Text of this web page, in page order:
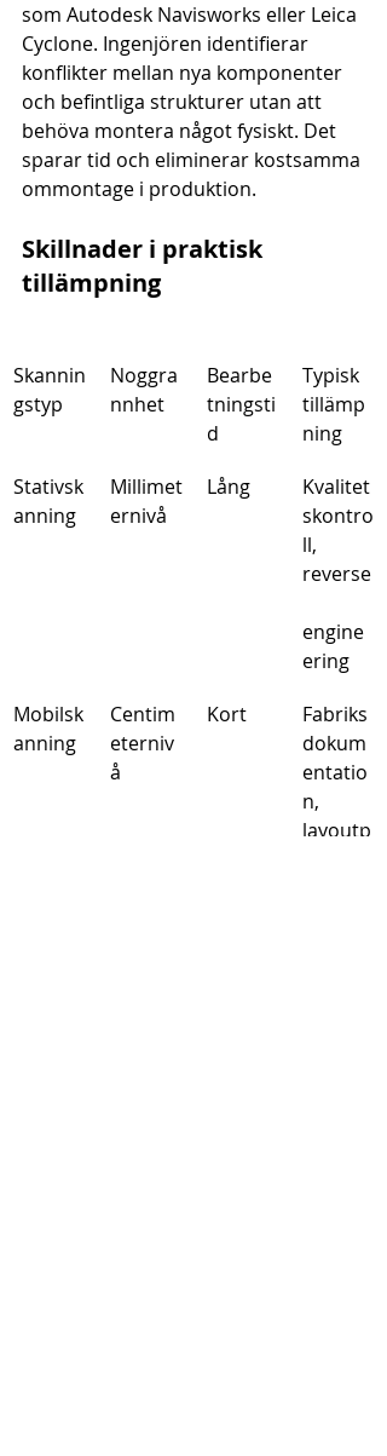
som Autodesk Navisworks eller Leica
Cyclone. Ingenjören identifierar
konflikter mellan nya komponenter
och befintliga strukturer utan att
behöva montera något fysiskt. Det
sparar tid och eliminerar kostsamma
ommontage i produktion.
Skillnader i praktisk
tillämpning
Skannin
gstyp
Noggra
nnhet
Bearbe
tningsti
d
Typisk
tillämp
ning
Stativsk
anning
Millimet
ernivå
Lång
Kvalitet
skontro
ll,
reverse
engine
ering
Mobilsk
anning
Centim
eterniv
å
Kort
Fabriks
dokum
entatio
n,
layoutp